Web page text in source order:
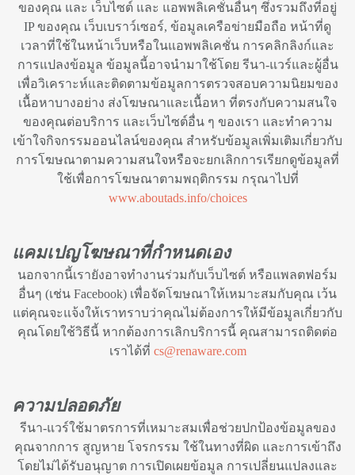
ของคุณ และ เว็บไซต์ และ แอพพลิเคชั่นอื่นๆ ซึ่งรวมถึงที่อยู่
IP ของคุณ เว็บเบราว์เซอร์, ข้อมูลเครือข่ายมือถือ หน้าที่ดู
เวลาที่ใช้ในหน้าเว็บหรือในแอพพลิเคชั่น การคลิกลิงก์และ
การแปลงข้อมูล ข้อมูลนี้อาจนำมาใช้โดย รีนา-แวร์และผู้อื่น
เพื่อวิเคราะห์และติดตามข้อมูลการตรวจสอบความนิยมของ
เนื้อหาบางอย่าง ส่งโฆษณาและเนื้อหา ที่ตรงกับความสนใจ
ของคุณต่อบริการ และเว็บไซต์อื่น ๆ ของเรา และทำความ
เข้าใจกิจกรรมออนไลน์ของคุณ สำหรับข้อมูลเพิ่มเติมเกี่ยวกับ
การโฆษณาตามความสนใจหรือจะยกเลิกการเรียกดูข้อมูลที่
ใช้เพื่อการโฆษณาตามพฤติกรรม กรุณาไปที่
www.aboutads.info/choices
แคมเปญโฆษณาที่กำหนดเอง
นอกจากนี้เรายังอาจทำงานร่วมกับเว็บไซต์ หรือแพลตฟอร์ม
อื่นๆ (เช่น Facebook) เพื่อจัดโฆษณาให้เหมาะสมกับคุณ เว้น
แต่คุณจะแจ้งให้เราทราบว่าคุณไม่ต้องการให้มีข้อมูลเกี่ยวกับ
คุณโดยใช้วิธีนี้ หากต้องการเลิกบริการนี้ คุณสามารถติดต่อ
เราได้ที่ cs@renaware.com
ความปลอดภัย
รีนา-แวร์ใช้มาตรการที่เหมาะสมเพื่อช่วยปกป้องข้อมูลของ
คุณจากการ สูญหาย โจรกรรม ใช้ในทางที่ผิด และการเข้าถึง
โดยไม่ได้รับอนุญาต การเปิดเผยข้อมูล การเปลี่ยนแปลงและ